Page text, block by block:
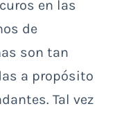
en las
de
son tan
a propósito
Tal vez